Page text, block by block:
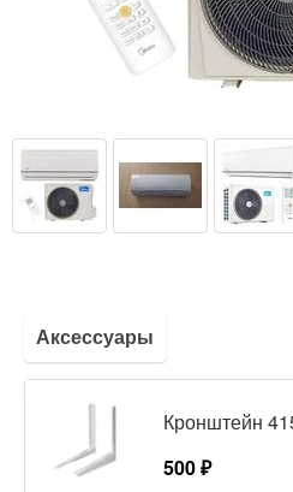
Аксессуары
Кронштейн
500 ₽